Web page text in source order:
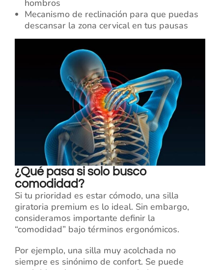
hombros
Mecanismo de reclinación para que puedas
descansar la zona cervical en tus pausas
¿Qué pasa si solo busco
comodidad?
Si tu prioridad es estar cómodo, una silla
giratoria premium es lo ideal. Sin embargo,
consideramos importante definir la
“comodidad” bajo términos ergonómicos.
Por ejemplo, una silla muy acolchada no
siempre es sinónimo de confort. Se puede